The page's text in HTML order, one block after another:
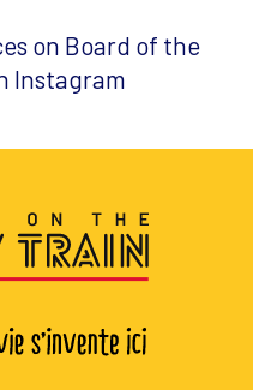
on Board of the
Instagram